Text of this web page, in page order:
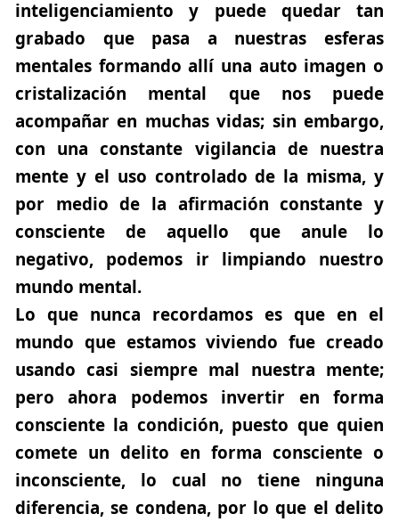
inteligenciamiento y puede quedar tan
grabado que pasa a nuestras esferas
mentales formando allí una auto imagen o
cristalización mental que nos puede
acompañar en muchas vidas; sin embargo,
con una constante vigilancia de nuestra
mente y el uso controlado de la misma, y
por medio de la afirmación constante y
consciente de aquello que anule lo
negativo, podemos ir limpiando nuestro
mundo mental.
Lo que nunca recordamos es que en el
mundo que estamos viviendo fue creado
usando casi siempre mal nuestra mente;
pero ahora podemos invertir en forma
consciente la condición, puesto que quien
comete un delito en forma consciente o
inconsciente, lo cual no tiene ninguna
diferencia, se condena, por lo que el delito